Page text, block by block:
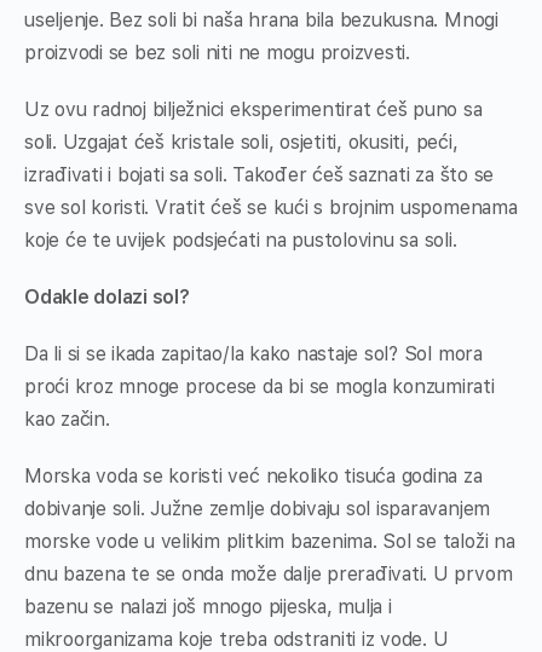
useljenje. Bez soli bi naša hrana bila bezukusna. Mnogi
proizvodi se bez soli niti ne mogu proizvesti.
Uz ovu radnoj bilježnici eksperimentirat ćeš puno sa
soli. Uzgajat ćeš kristale soli, osjetiti, okusiti, peći,
izrađivati i bojati sa soli. Također ćeš saznati za što se
sve sol koristi. Vratit ćeš se kući s brojnim uspomenama
koje će te uvijek podsjećati na pustolovinu sa soli.
Odakle dolazi sol?
Da li si se ikada zapitao/la kako nastaje sol? Sol mora
proći kroz mnoge procese da bi se mogla konzumirati
kao začin.
Morska voda se koristi već nekoliko tisuća godina za
dobivanje soli. Južne zemlje dobivaju sol isparavanjem
morske vode u velikim plitkim bazenima. Sol se taloži na
dnu bazena te se onda može dalje prerađivati. U prvom
bazenu se nalazi još mnogo pijeska, mulja i
mikroorganizama koje treba odstraniti iz vode. U